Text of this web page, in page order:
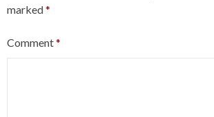
marked*
Comment*